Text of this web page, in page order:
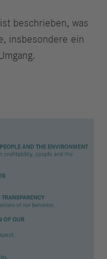
beschrieben, was
insbesondere ein